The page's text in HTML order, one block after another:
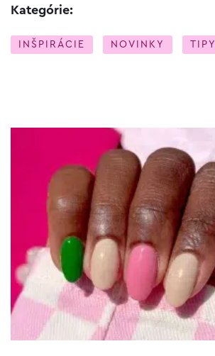
Kategórie:
INŠPIRÁCIE NOVINKY TIPY